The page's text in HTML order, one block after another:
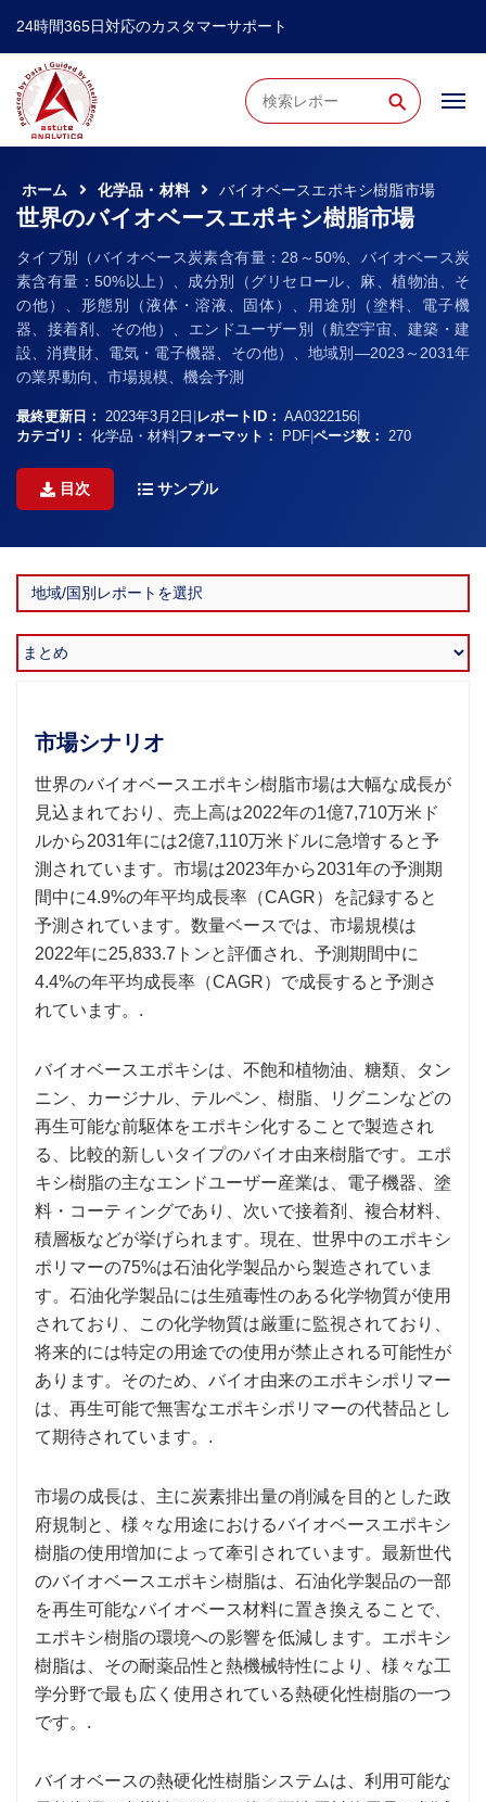
24時間365日対応のカスタマーサポート
⚲
ホーム 化学品・材料 バイオベースエポキシ樹脂市場
世界のバイオベースエポキシ樹脂市場
タイプ別（バイオベース炭素含有量：28～50%、バイオベース炭
素含有量：50%以上）、成分別（グリセロール、麻、植物油、そ
の他）、形態別（液体・溶液、固体）、用途別（塗料、電子機
器、接着剤、その他）、エンドユーザー別（航空宇宙、建築・建
設、消費財、電気・電子機器、その他）、地域別―2023～2031年
の業界動向、市場規模、機会予測
最終更新日： 2023年3月2日 レポートID： AA0322156
カテゴリ：
化学品・材料 フォーマット： PDF ページ数： 270
目次 サンプル
市場シナリオ
世界のバイオベースエポキシ樹脂市場は大幅な成長が
見込まれており、売上高は2022年の1億7,710万米ド
ルから2031年には2億7,110万米ドルに急増すると予
測されています。市場は2023年から2031年の予測期
間中に4.9%の年平均成長率（CAGR）を記録すると
予測されています。数量ベースでは、市場規模は
2022年に25,833.7トンと評価され、予測期間中に
4.4%の年平均成長率（CAGR）で成長すると予測さ
れています。.
バイオベースエポキシは、不飽和植物油、糖類、タン
ニン、カージナル、テルペン、樹脂、リグニンなどの
再生可能な前駆体をエポキシ化することで製造され
る、比較的新しいタイプのバイオ由来樹脂です。エポ
キシ樹脂の主なエンドユーザー産業は、電子機器、塗
料・コーティングであり、次いで接着剤、複合材料、
積層板などが挙げられます。現在、世界中のエポキシ
ポリマーの75%は石油化学製品から製造されていま
す。石油化学製品には生殖毒性のある化学物質が使用
されており、この化学物質は厳重に監視されており、
将来的には特定の用途での使用が禁止される可能性が
あります。そのため、バイオ由来のエポキシポリマー
は、再生可能で無害なエポキシポリマーの代替品とし
て期待されています。.
市場の成長は、主に炭素排出量の削減を目的とした政
府規制と、様々な用途におけるバイオベースエポキシ
樹脂の使用増加によって牽引されています。最新世代
のバイオベースエポキシ樹脂は、石油化学製品の一部
を再生可能なバイオベース材料に置き換えることで、
エポキシ樹脂の環境への影響を低減します。エポキシ
樹脂は、その耐薬品性と熱機械特性により、様々な工
学分野で最も広く使用されている熱硬化性樹脂の一つ
です。.
バイオベースの熱硬化性樹脂システムは、利用可能な